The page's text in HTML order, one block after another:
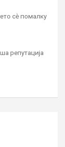
сè помалку
репутација